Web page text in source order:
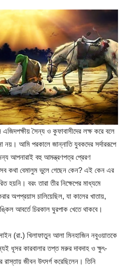
এজিদপক্ষীয় সৈন্য ও কুফাবাসীদের লক্ষ করে বলে
আমি পরকালে জান্নাতি যুবকদের সর্দাররূপে
আপনারাই বহু আমন্ত্রণপত্র প্রেরণ
কথা বেমালুম ভুলে গেছেন কেন? এই কেন এর
হয়নি। বরং তারা তীর নিক্ষেপের মাধ্যমে
অপপ্রয়াস চালিয়েছিল, যা কালের খাতায়,
আবর্তে চিরকাল ঘুরপাক খেতে থাকবে।
(রা.) খিলাফাতুন আলা মিনহাজিন নবুওয়াতকে
ধূসর কারবালার তপ্ত মরুর দাবদাহ ও ক্ষুৎ-
জীবন উৎসর্গ করেছিলেন। তিনি